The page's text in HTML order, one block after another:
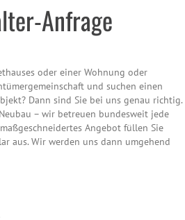
Anfrage
oder einer Wohnung oder
und suchen einen
Dann sind Sie bei uns genau richtig.
– wir betreuen bundesweit jede
Angebot füllen Sie
aus. Wir werden uns dann umgehend